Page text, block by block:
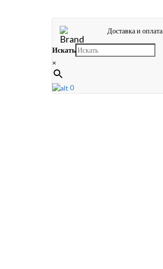
Доставка и оплата
Искать
×
0